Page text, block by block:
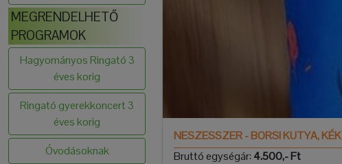
MEGRENDELHETŐ
PROGRAMOK
Hagyományos Ringató 3
éves korig
Ringató gyerekkoncert 3
éves korig
Óvodásoknak
NESZESSZER - BORSI KUTYA, KÉK
Bruttó egységár: 4.500,- Ft